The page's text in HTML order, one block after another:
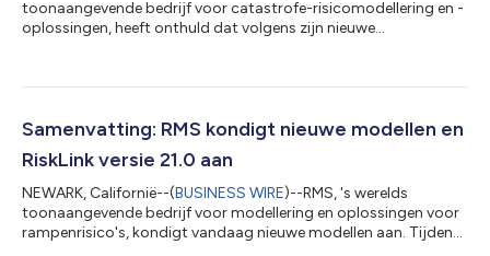
toonaangevende bedrijf voor catastrofe-risicomodellering en -
oplossingen, heeft onthuld dat volgens zijn nieuwe
Noord-Atlantische orkaanwind zou tegen 2050 met maar liefst
overstromingsrisico’s zou tegen 2050 met wel 59 procent
kunnen toenemen, als er geen verzachtende factoren...
Samenvatting: RMS kondigt nieuwe modellen en
RiskLink versie 21.0 aan
NEWARK, Californië--(BUSINESS WIRE)--RMS, 's werelds
toonaangevende bedrijf voor modellering en oplossingen voor
rampenrisico's, kondigt vandaag nieuwe modellen aan. Tijdens